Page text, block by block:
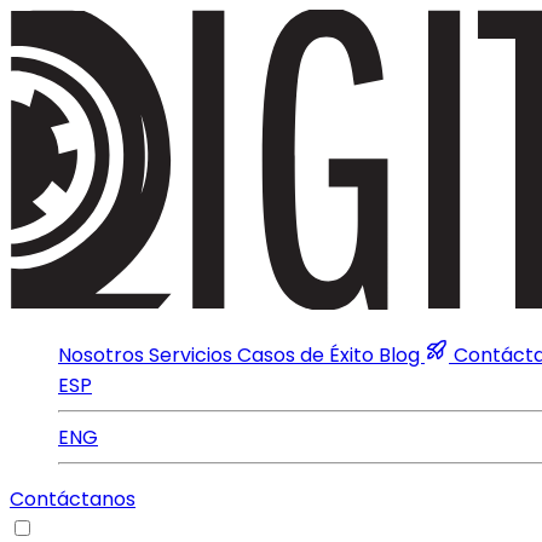
NosotrosServiciosCasos de Éxito Blog
ESP
ENG
Contáctanos